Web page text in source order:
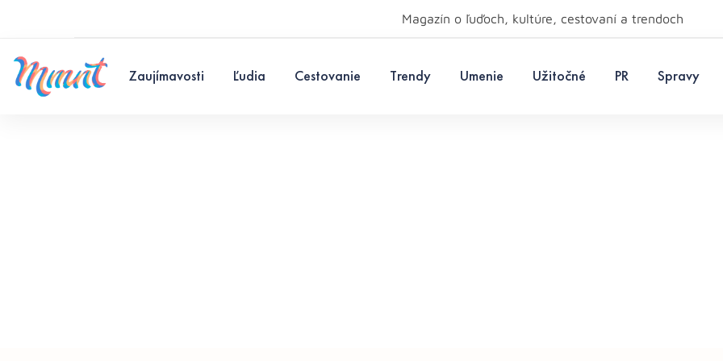
Magazín o ľuďoch, kultúre, cestovaní a trendoch
Zaujímavosti Ľudia Cestovanie Trendy Umenie Užitočné PR Spravy